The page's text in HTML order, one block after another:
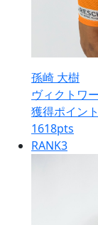
孫崎 大樹
ヴィクトワ
獲得ポイント
1618pts
RANK3